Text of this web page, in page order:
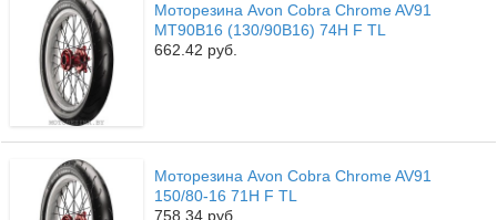
Моторезина Avon Cobra Chrome AV91
MT90B16 (130/90B16) 74H F TL
662.42 руб.
Моторезина Avon Cobra Chrome AV91
150/80-16 71H F TL
758.34 руб.